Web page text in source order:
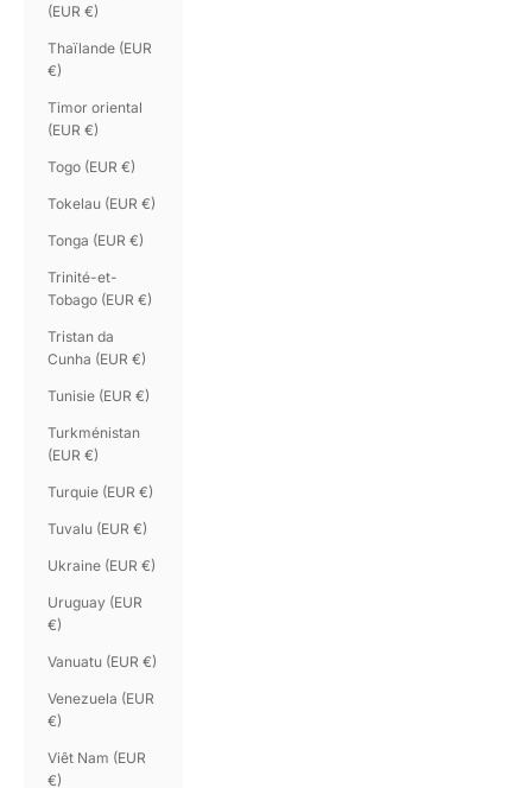
(EUR €)
Thaïlande (EUR
€)
Timor oriental
(EUR €)
Togo (EUR €)
Tokelau (EUR €)
Tonga (EUR €)
Trinité-et-
Tobago (EUR €)
Tristan da
Cunha (EUR €)
Tunisie (EUR €)
Turkménistan
(EUR €)
Turquie (EUR €)
Tuvalu (EUR €)
Ukraine (EUR €)
Uruguay (EUR
€)
Vanuatu (EUR €)
Venezuela (EUR
€)
Viêt Nam (EUR
€)